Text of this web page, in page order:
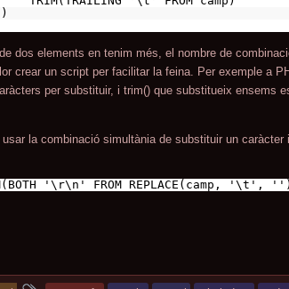
)
dos elements en tenim més, el nombre de
crear un script per facilitar la feina. Per exemple a
per substituir, i trim() que substitueix ensems
la combinació simultània de substituir un caràcter
'\r\n' FROM REPLACE(camp, '\t',